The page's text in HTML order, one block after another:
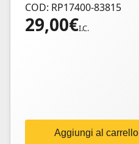
COD: RP17400-83815
29,00€I.C.
Aggiungi al carrello